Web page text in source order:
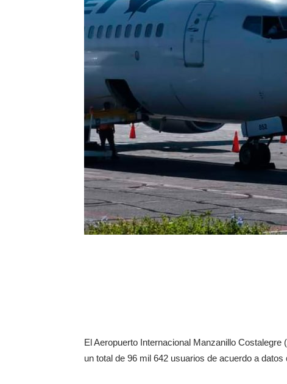
El Aeropuerto Internacional Manzanillo
un total de 96 mil 642 usuarios de acuerdo a